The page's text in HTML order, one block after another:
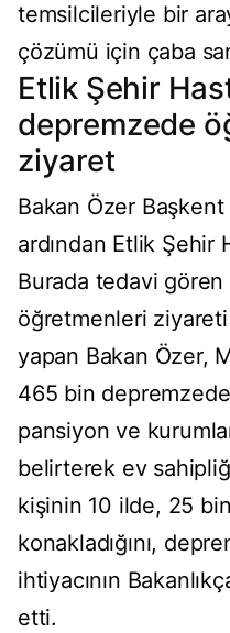
temsilcileriyle bir
çözümü için çaba
Etlik Şehir
depremzede
ziyaret
Bakan Özer
ardından Etlik Şehir
Burada tedavi
öğretmenleri ziyareti
yapan Bakan Özer,
465 bin
pansiyon ve
belirterek ev
kişinin 10 ilde, 25
konakladığını,
ihtiyacının
etti.